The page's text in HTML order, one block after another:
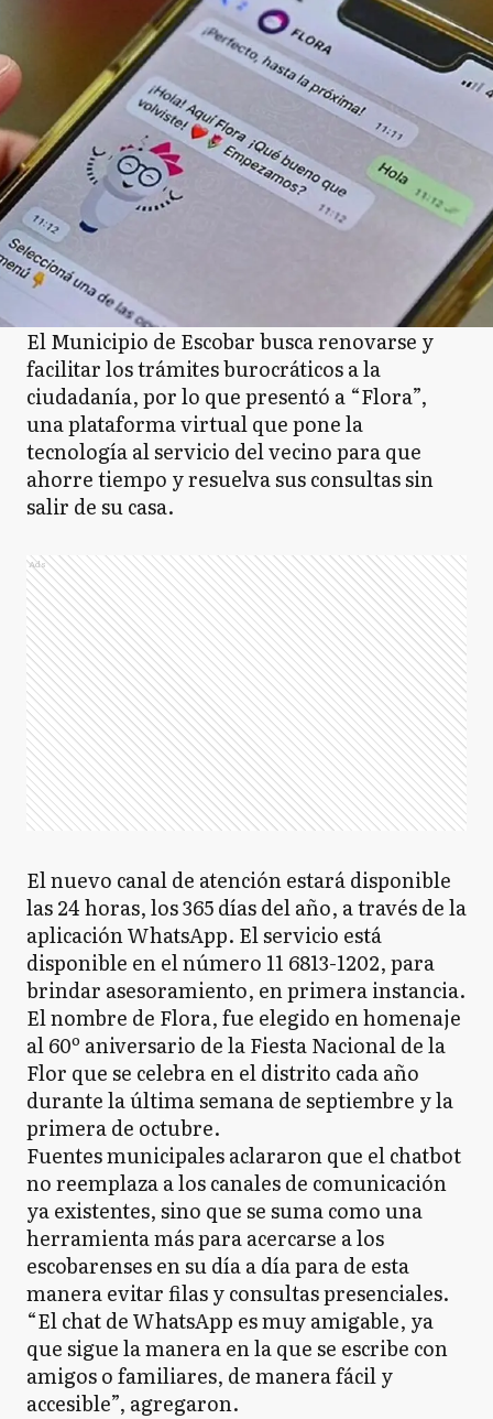
El Municipio de Escobar busca renovarse y
facilitar los trámites burocráticos a la
ciudadanía, por lo que presentó a “Flora”,
una plataforma virtual que pone la
tecnología al servicio del vecino para que
ahorre tiempo y resuelva sus consultas sin
salir de su casa.
Ads
El nuevo canal de atención estará disponible
las 24 horas, los 365 días del año, a través de la
aplicación WhatsApp. El servicio está
disponible en el número 11 6813-1202, para
brindar asesoramiento, en primera instancia.
El nombre de Flora, fue elegido en homenaje
al 60º aniversario de la Fiesta Nacional de la
Flor que se celebra en el distrito cada año
durante la última semana de septiembre y la
primera de octubre.
Fuentes municipales aclararon que el chatbot
no reemplaza a los canales de comunicación
ya existentes, sino que se suma como una
herramienta más para acercarse a los
escobarenses en su día a día para de esta
manera evitar filas y consultas presenciales.
“El chat de WhatsApp es muy amigable, ya
que sigue la manera en la que se escribe con
amigos o familiares, de manera fácil y
accesible”, agregaron.